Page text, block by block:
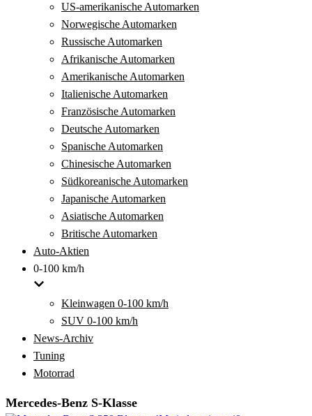
US-amerikanische Automarken
Norwegische Automarken
Russische Automarken
Afrikanische Automarken
Amerikanische Automarken
Italienische Automarken
Französische Automarken
Deutsche Automarken
Spanische Automarken
Chinesische Automarken
Südkoreanische Automarken
Japanische Automarken
Asiatische Automarken
Britische Automarken
Auto-Aktien
0-100 km/h
Kleinwagen 0-100 km/h
SUV 0-100 km/h
News-Archiv
Tuning
Motorrad
Mercedes-Benz S-Klasse